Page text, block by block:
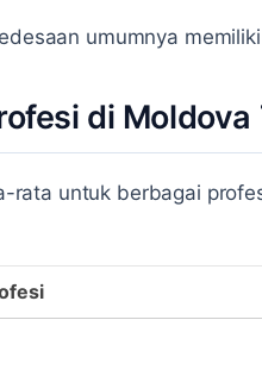
umumnya
di
rata untuk berbagai